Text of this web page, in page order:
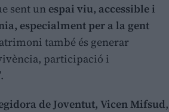
sent unespai viu, accessible i
especialment per a la gent
també és generar
participació i
de Joventut, Vicen Mifsud,